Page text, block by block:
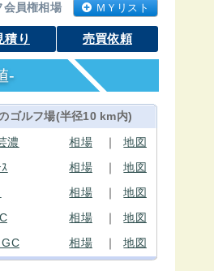
会員権相場 ＭＹリスト
積り 売買依頼
-
ゴルフ場(半径10 km内)
濃 相場 ｜ 地図
相場 ｜ 地図
相場 ｜ 地図
相場 ｜ 地図
GC 相場 ｜ 地図